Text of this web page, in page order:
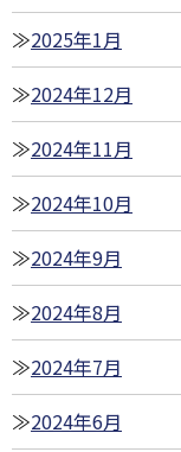
2025年1月
2024年12月
2024年11月
2024年10月
2024年9月
2024年8月
2024年7月
2024年6月